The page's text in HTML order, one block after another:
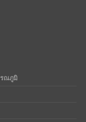
รณภูมิ